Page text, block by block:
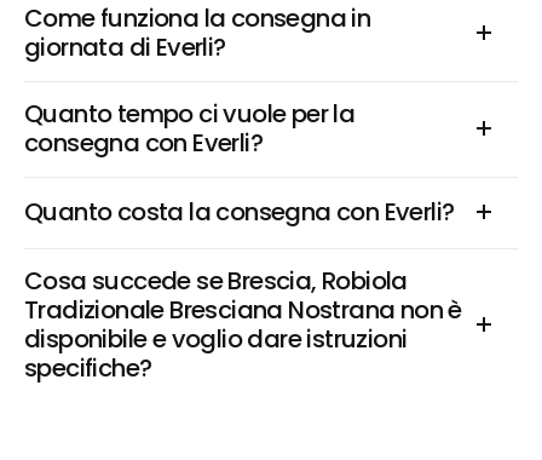
Come funziona la consegna in
giornata di Everli?
Quanto tempo ci vuole per la
consegna con Everli?
Quanto costa la consegna con Everli?
Cosa succede se Brescia, Robiola
Tradizionale Bresciana Nostrana non è
disponibile e voglio dare istruzioni
specifiche?